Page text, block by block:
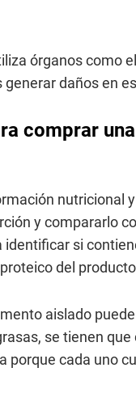
órganos como
daños en
comprar
nutricional
y compararlo
si
del
aislado
se tienen
porque cada uno